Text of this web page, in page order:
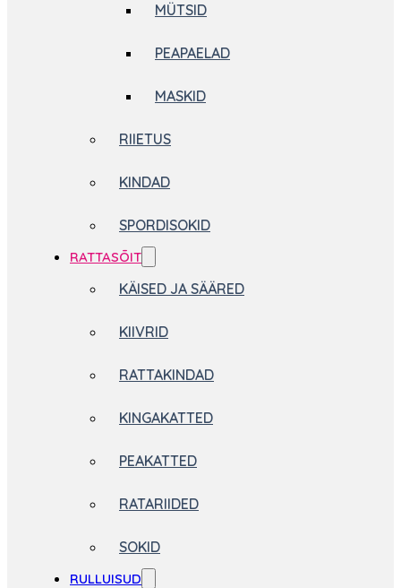
MÜTSID
PEAPAELAD
MASKID
RIIETUS
KINDAD
SPORDISOKID
RATTASÕIT
KÄISED JA SÄÄRED
KIIVRID
RATTAKINDAD
KINGAKATTED
PEAKATTED
RATARIIDED
SOKID
RULLUISUD